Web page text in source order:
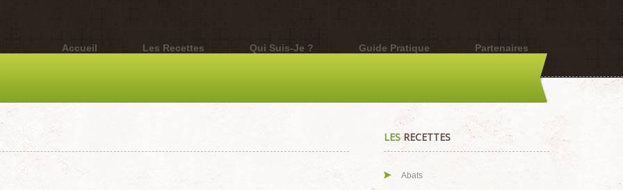
Accueil Les Recettes Qui Suis-Je ? Guide Pratique Partenaires
LESRECETTES
Abats